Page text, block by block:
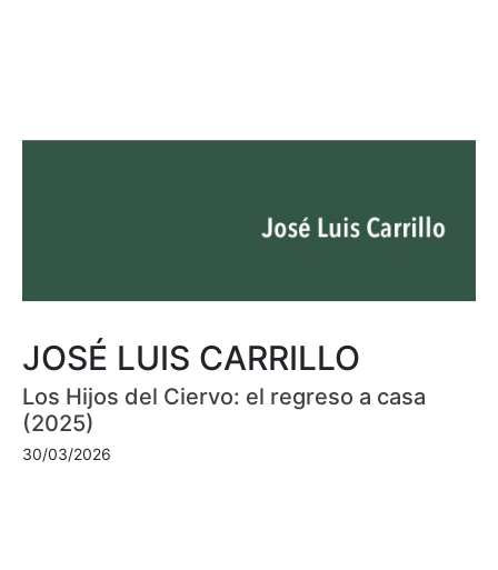
JOSÉ LUIS CARRILLO
Los Hijos del Ciervo: el regreso a casa
(2025)
30/03/2026